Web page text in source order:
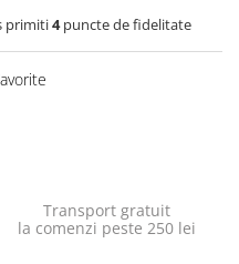
primiti4puncte de fidelitate
Transport gratuit
la comenzi peste 250 lei